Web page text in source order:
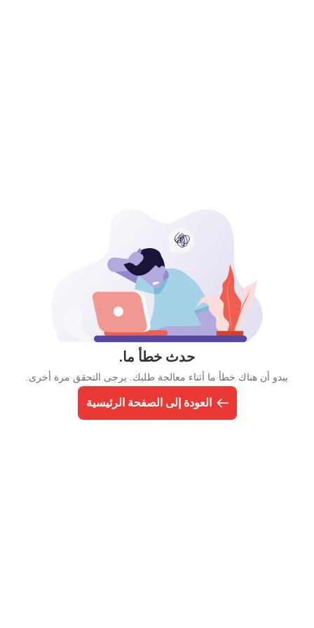
حدث خطأ ما.
يبدو أن هناك خطأ ما أثناء معالجة طلبك. يرجى التحقق مرة أخرى.
العودة إلى الصفحة الرئيسية